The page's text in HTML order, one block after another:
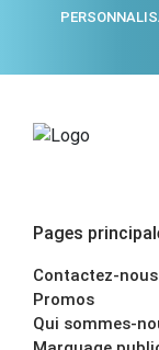
Pages
Contactez-nous
Promos
Qui sommes-